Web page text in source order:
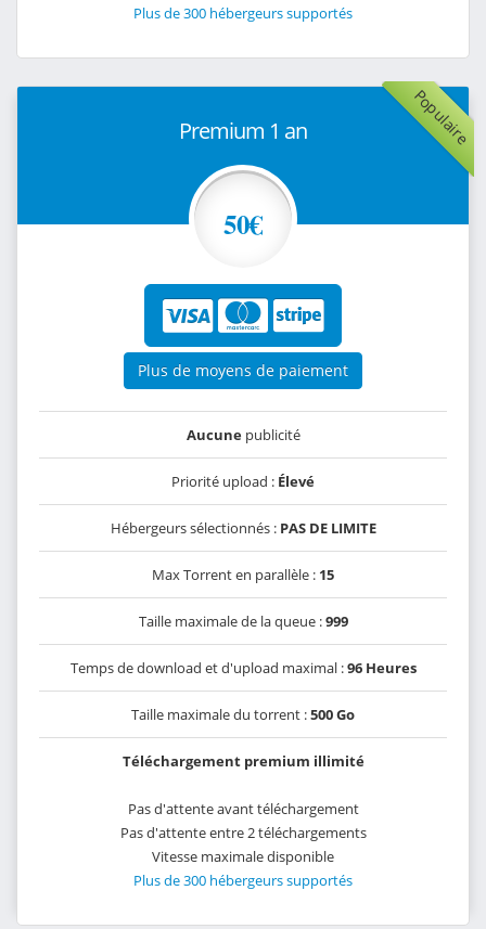
Plus de 300 hébergeurs supportés
Populaire
Premium 1 an
50€
Plus de moyens de paiement
Aucunepublicité
Priorité upload : Élevé
Hébergeurs sélectionnés : PAS DE LIMITE
Max Torrent en parallèle : 15
Taille maximale de la queue :999
Temps de download et d'upload maximal :96 Heures
Taille maximale du torrent :500 Go
Téléchargement premium illimité
Pas d'attente avant téléchargement
Pas d'attente entre 2 téléchargements
Vitesse maximale disponible
Plus de 300 hébergeurs supportés